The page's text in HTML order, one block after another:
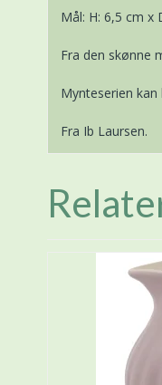
Mål: H: 6,5 cm x
Fra den skønne
Mynteserien
Fra Ib Laursen.